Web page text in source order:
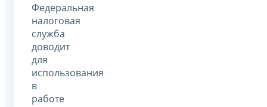
Федеральная
налоговая
служба
доводит
для
использования
в
работе